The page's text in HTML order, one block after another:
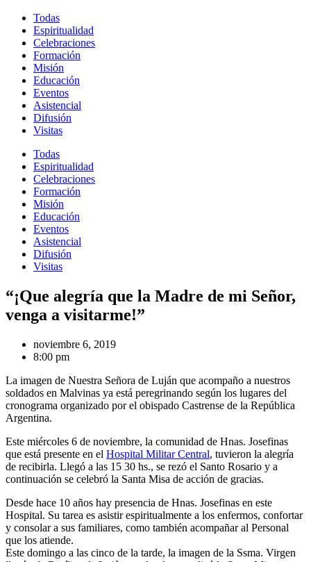
Todas
Espiritualidad
Celebraciones
Formación
Misión
Educación
Eventos
Asistencial
Difusión
Visitas
Todas
Espiritualidad
Celebraciones
Formación
Misión
Educación
Eventos
Asistencial
Difusión
Visitas
“¡Que alegría que la Madre de mi Señor,
venga a visitarme!”
noviembre 6, 2019
8:00 pm
La imagen de Nuestra Señora de Luján que acompaño a nuestros
soldados en Malvinas ya está peregrinando según los lugares del
cronograma organizado por el obispado Castrense de la República
Argentina.
Este miércoles 6 de noviembre, la comunidad de Hnas. Josefinas
que está presente en el Hospital Militar Central, tuvieron la alegría
de recibirla. Llegó a las 15 30 hs., se rezó el Santo Rosario y a
continuación se celebró la Santa Misa de acción de gracias.
Desde hace 10 años hay presencia de Hnas. Josefinas en este
Hospital. Su tarea es asistir espiritualmente a los enfermos, confortar
y consolar a sus familiares, como también acompañar al Personal
que los atiende.
Este domingo a las cinco de la tarde, la imagen de la Ssma. Virgen